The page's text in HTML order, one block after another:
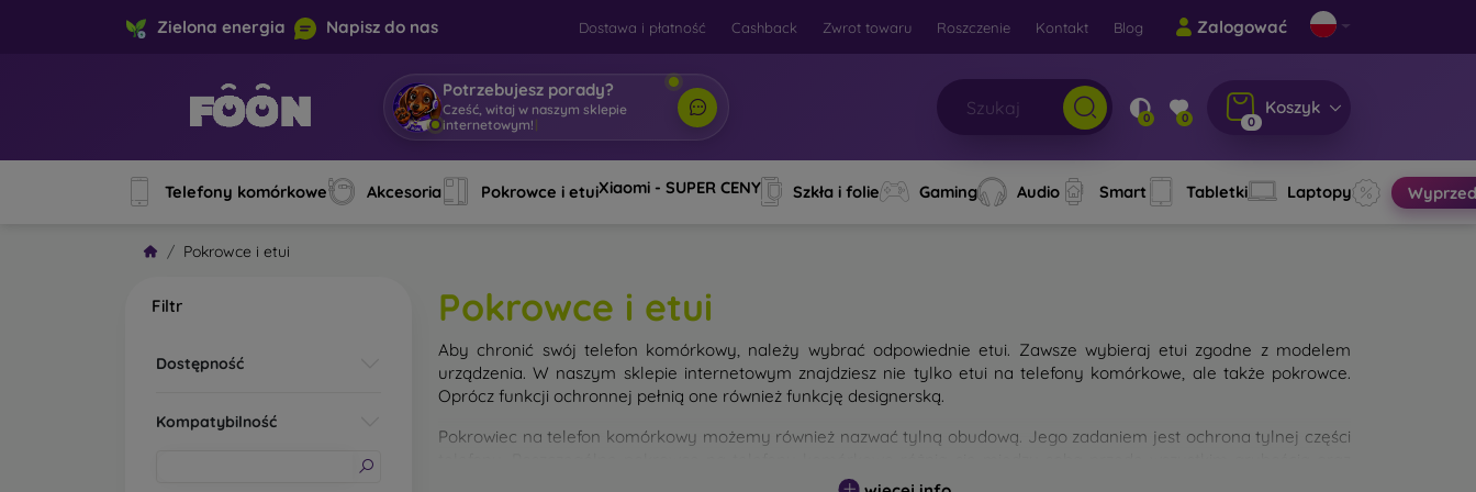
Zielona energia Napisz do nas Dostawa i płatność Cashback Zwrot towaru Roszczenie Kontakt Blog Zalogować
Potrzebujesz porady?
Cześć, witaj w naszym sklepie
internetowym!
0 0 0
Koszyk
Telefony komórkowe Akcesoria Pokrowce i etuiXiaomi - SUPER CENY Szkła i folie Gaming Audio Smart Tabletki Laptopy
Pokrowce i etui
Filtr
Dostępność
Kompatybilność
Pokrowce i etui
Aby chronić swój telefon komórkowy, należy wybrać odpowiednie etui. Zawsze wybieraj etui zgodne z modelem
urządzenia. W naszym sklepie internetowym znajdziesz nie tylko etui na telefony komórkowe, ale także pokrowce.
Oprócz funkcji ochronnej pełnią one również funkcję designerską.
Pokrowiec na telefon komórkowy możemy również nazwać tylną obudową. Jego zadaniem jest ochrona tylnej części